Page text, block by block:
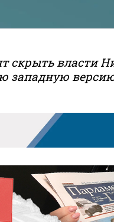
скрыть власти
западную